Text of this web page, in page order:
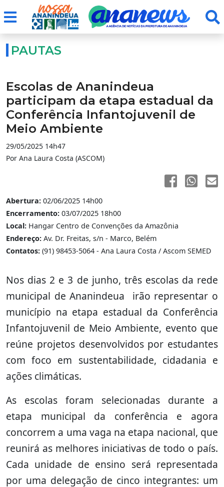
PAUTAS
Escolas de Ananindeua
participam da etapa estadual da
Conferência Infantojuvenil de
Meio Ambiente
29/05/2025 14h47
Por Ana Laura Costa (ASCOM)
Abertura: 02/06/2025 14h00
Encerramento: 03/07/2025 18h00
Local: Hangar Centro de Convenções da Amazônia
Endereço: Av. Dr. Freitas, s/n - Marco, Belém
Contatos: (91) 98453-5064 - Ana Laura Costa / Ascom SEMED
Nos dias 2 e 3 de junho, três escolas da rede
municipal de Ananindeua irão representar o
município na etapa estadual da Conferência
Infantojuvenil de Meio Ambiente, evento que
reúne projetos desenvolvidos por estudantes
com foco em sustentabilidade, cidadania e
ações climáticas.
As escolas foram selecionadas durante a
etapa municipal da conferência e agora
concorrem a uma vaga na etapa nacional, que
reunirá as melhores iniciativas de todo o país.
Cada unidade de ensino será representada
por uma delegação de cinco integrantes: um